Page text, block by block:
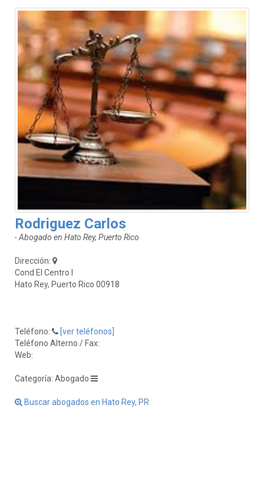
Rodriguez Carlos
- Abogado en Hato Rey, Puerto Rico
Dirección:
Cond El Centro I
Hato Rey, Puerto Rico 00918
Teléfono:
[ver teléfonos]
Teléfono Alterno / Fax:
Web:
Categoría: Abogado
Buscar abogados en Hato Rey, PR